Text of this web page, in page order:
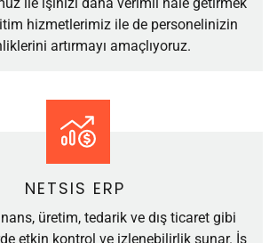
hizmetlerimiz ile de personelinizin
artırmayı amaçlıyoruz.
NETSIS ERP
üretim, tedarik ve dış ticaret gibi
etkin kontrol ve izlenebilirlik sunar. İş